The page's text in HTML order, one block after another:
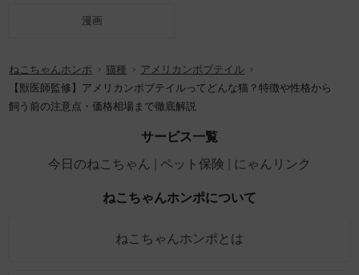
漫画
ねこちゃんホンポ 猫種
アメリカンボブテイル
【獣医師監修】アメリカンボブテイルってどんな猫？特徴や性格から
飼う前の注意点・価格相場まで徹底解説
サービス一覧
今日のねこちゃん
ペット保険 にゃんリンク
ねこちゃんホンポについて
ねこちゃんホンポとは